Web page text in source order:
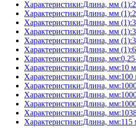
Характеристики:Длина, мм
Характеристики:Длина, мм
Характеристики:Длина, мм
Характеристики:Длина, мм
Характеристики:Длина, мм
Характеристики:Длина, мм
Характеристики:Длина,
Характеристики:Длина, мм:10 м
Характеристики:Длина, мм:100
Характеристики:Длина,
Характеристики:Длина,
Характеристики:Длина,
Характеристики:Длина,
Характеристики:Длина, мм:115